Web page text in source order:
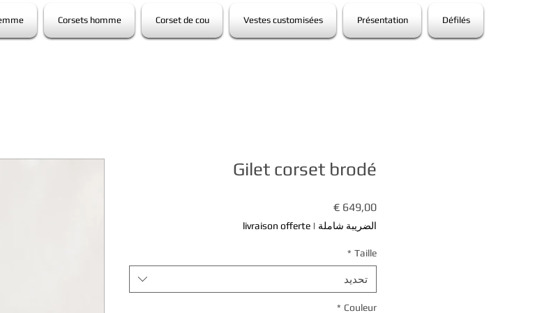
Corsets homme Corset de cou Vestes customisées Présentation Défilés
Gilet corset brodé
السعر
الضريبة شاملة |
livraison offerte
Taille
*
تحديد
Couleur
*